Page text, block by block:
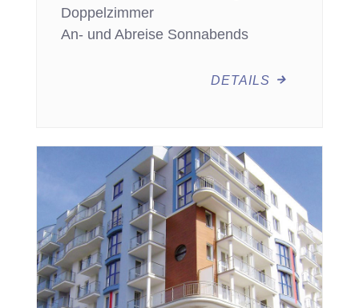
Doppelzimmer
An- und Abreise Sonnabends
DETAILS